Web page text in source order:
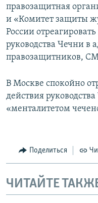
правозащитная
и «Комитет защиты
России
руководства Чечни в
правозащитников,
В Москве спокойно
действия
«менталитетом
Поделиться
ЧИТАЙТЕ